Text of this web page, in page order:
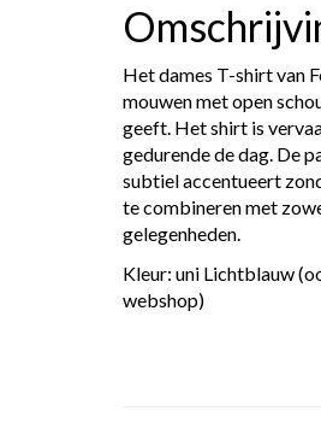
Het dames T-shirt van
mouwen met open
geeft. Het shirt is
gedurende de dag. De
subtiel accentueert
te combineren met
gelegenheden.
Kleur: uni Lichtblauw
webshop)